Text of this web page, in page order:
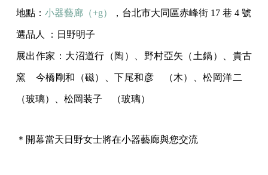
地點： 小器藝廊（+g） ，台北市大同區赤峰街 17 巷 4 號
選品人 ：日野明子
展出作家：大沼道行（陶）、野村亞矢（土鍋）、貴古
窯 今橋剛和（磁）、下尾和彦 （木）、松岡洋二
（玻璃）、松岡装子 （玻璃）
＊開幕當天日野女士將在小器藝廊與您交流